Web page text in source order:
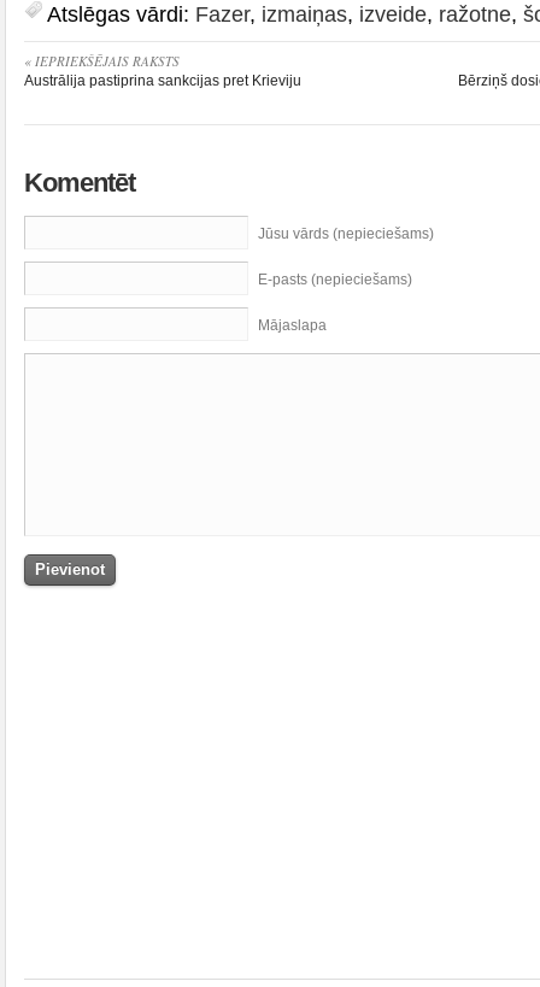
Atslēgas vārdi: Fazer, izmaiņas, izveide, ražotne,
« IEPRIEKŠĒJAIS RAKSTS
Austrālija pastiprina sankcijas pret Krieviju Bērziņš
Komentēt
Jūsu vārds (nepieciešams)
E-pasts (nepieciešams)
Mājaslapa